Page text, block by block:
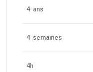
4 ans
4 semaines
4h